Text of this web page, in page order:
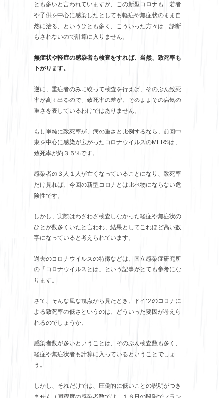
とも多いと言われていますが、この新型コロナも、若者
や子供を中心に感染したとしても軽症や無症状のまま自
然に治る、というひとも多く、こういった方々は、診断
もされないので計算に入りません。
無症状や軽症の感染者も検査をすれば、当然、致死率も
下がります。
逆に、重症者のみに絞って検査を行えば、そのぶん致死
率が高く出るので、致死率の差が、そのままその病気の
重さを表しているわけではありません。
もし単純に致死率が、病の重さと比例するなら、前回中
東を中心に感染が広がったコロナウイルスのMERSは、
致死率が約３５%です。
感染者の３人１人が亡くなっていることになり、致死率
だけ見れば、今回の新型コロナとは比べ物にならない危
険性です。
しかし、実際はわざわざ検査しなかった軽症や無症状の
ひとが数多くいたと言われ、結果としてこれほど高い数
字になっていると考えられています。
過去のコロナウイルスの特徴などは、国立感染症研究所
の「コロナウイルスとは」という記事がとても参考にな
ります。
さて、そんな風な観点から見たとき、ドイツのコロナに
よる致死率の低さというのは、どういった要因が考えら
れるのでしょうか。
感染者数が多いということは、そのぶん検査数も多く、
軽症や無症状者も計算に入っているということでしょ
う。
しかし、それだけでは、圧倒的に低いことの説明がつき
ません（同程度の感染者数では、１６日の段階でフラン